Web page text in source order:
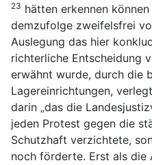
23 hätten erkennen
demzufolge zweifelsfrei
Auslegung das hier
richterliche Entscheidung
erwähnt wurde, durch die
Lagereinrichtungen,
darin „das die
jeden Protest gegen die
Schutzhaft verzichtete,
noch förderte. Erst als die